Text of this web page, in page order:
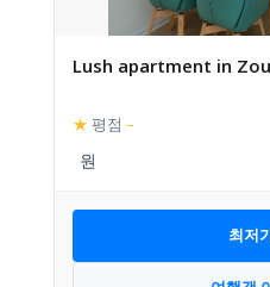
Lush apartment in
★ 평점 –
최저